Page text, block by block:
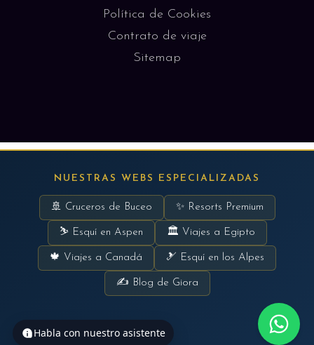
Política de Cookies
Contrato de viaje
Sitemap
NUESTRAS WEBS ESPECIALIZADAS
🚢 Cruceros de Buceo ✨ Resorts Premium
⛷ Esquí en Aspen 🏛 Viajes a Egipto
🍁 Viajes a Canadá 🎿 Esquí en los Alpes
✍ Blog de Giora
Habla con nuestro asistente